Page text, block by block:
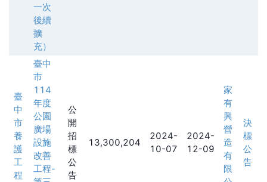
一次
後續
擴
充）
臺
中
市
養
護
工
程
臺中
市
114
年度
公園
廣場
設施
改善
工程-
公
開
招
標
公
告
13,300,204
2024-
10-07
2024-
12-09
家
有
興
營
造
有
限
決
標
公
告